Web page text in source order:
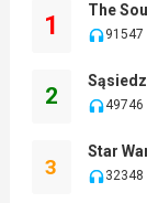
1
The
91547
2 49746
3
Star
32348